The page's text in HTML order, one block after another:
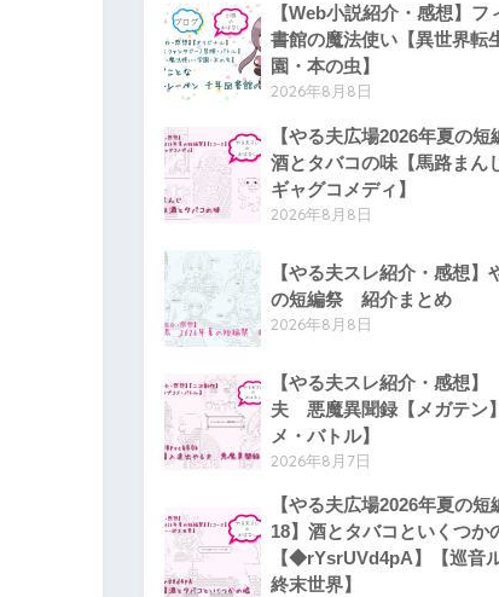
【Web小説紹介・感想】
書館の魔法使い【異世界転
園・本の虫】
2026年8月8日
【やる夫広場2026年夏の
酒とタバコの味【馬路まん
ギャグコメディ】
2026年8月8日
【やる夫スレ紹介・感想】
の短編祭 紹介まとめ
2026年8月8日
【やる夫スレ紹介・感想
夫 悪魔異聞録【メガテン
メ・バトル】
2026年8月7日
【やる夫広場2026年夏の
18】酒とタバコといくつか
【◆rYsrUVd4pA】【巡音
終末世界】